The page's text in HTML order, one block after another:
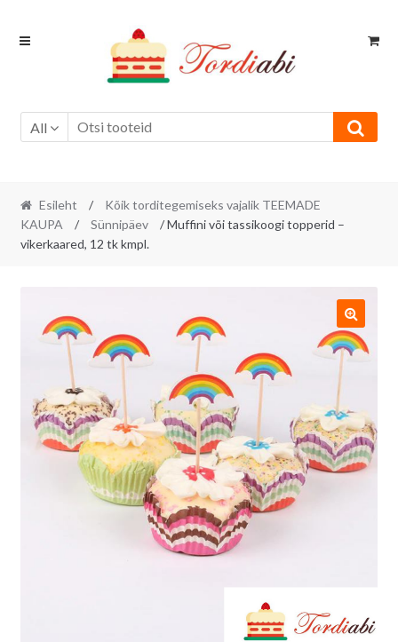
Skip
Skip
All
Esileht /
Kõik torditegemiseks vajalik TEEMADE
KAUPA
/ Sünnipäev
/ Muffini või tassikoogi topperid –
vikerkaared, 12 tk kmpl.